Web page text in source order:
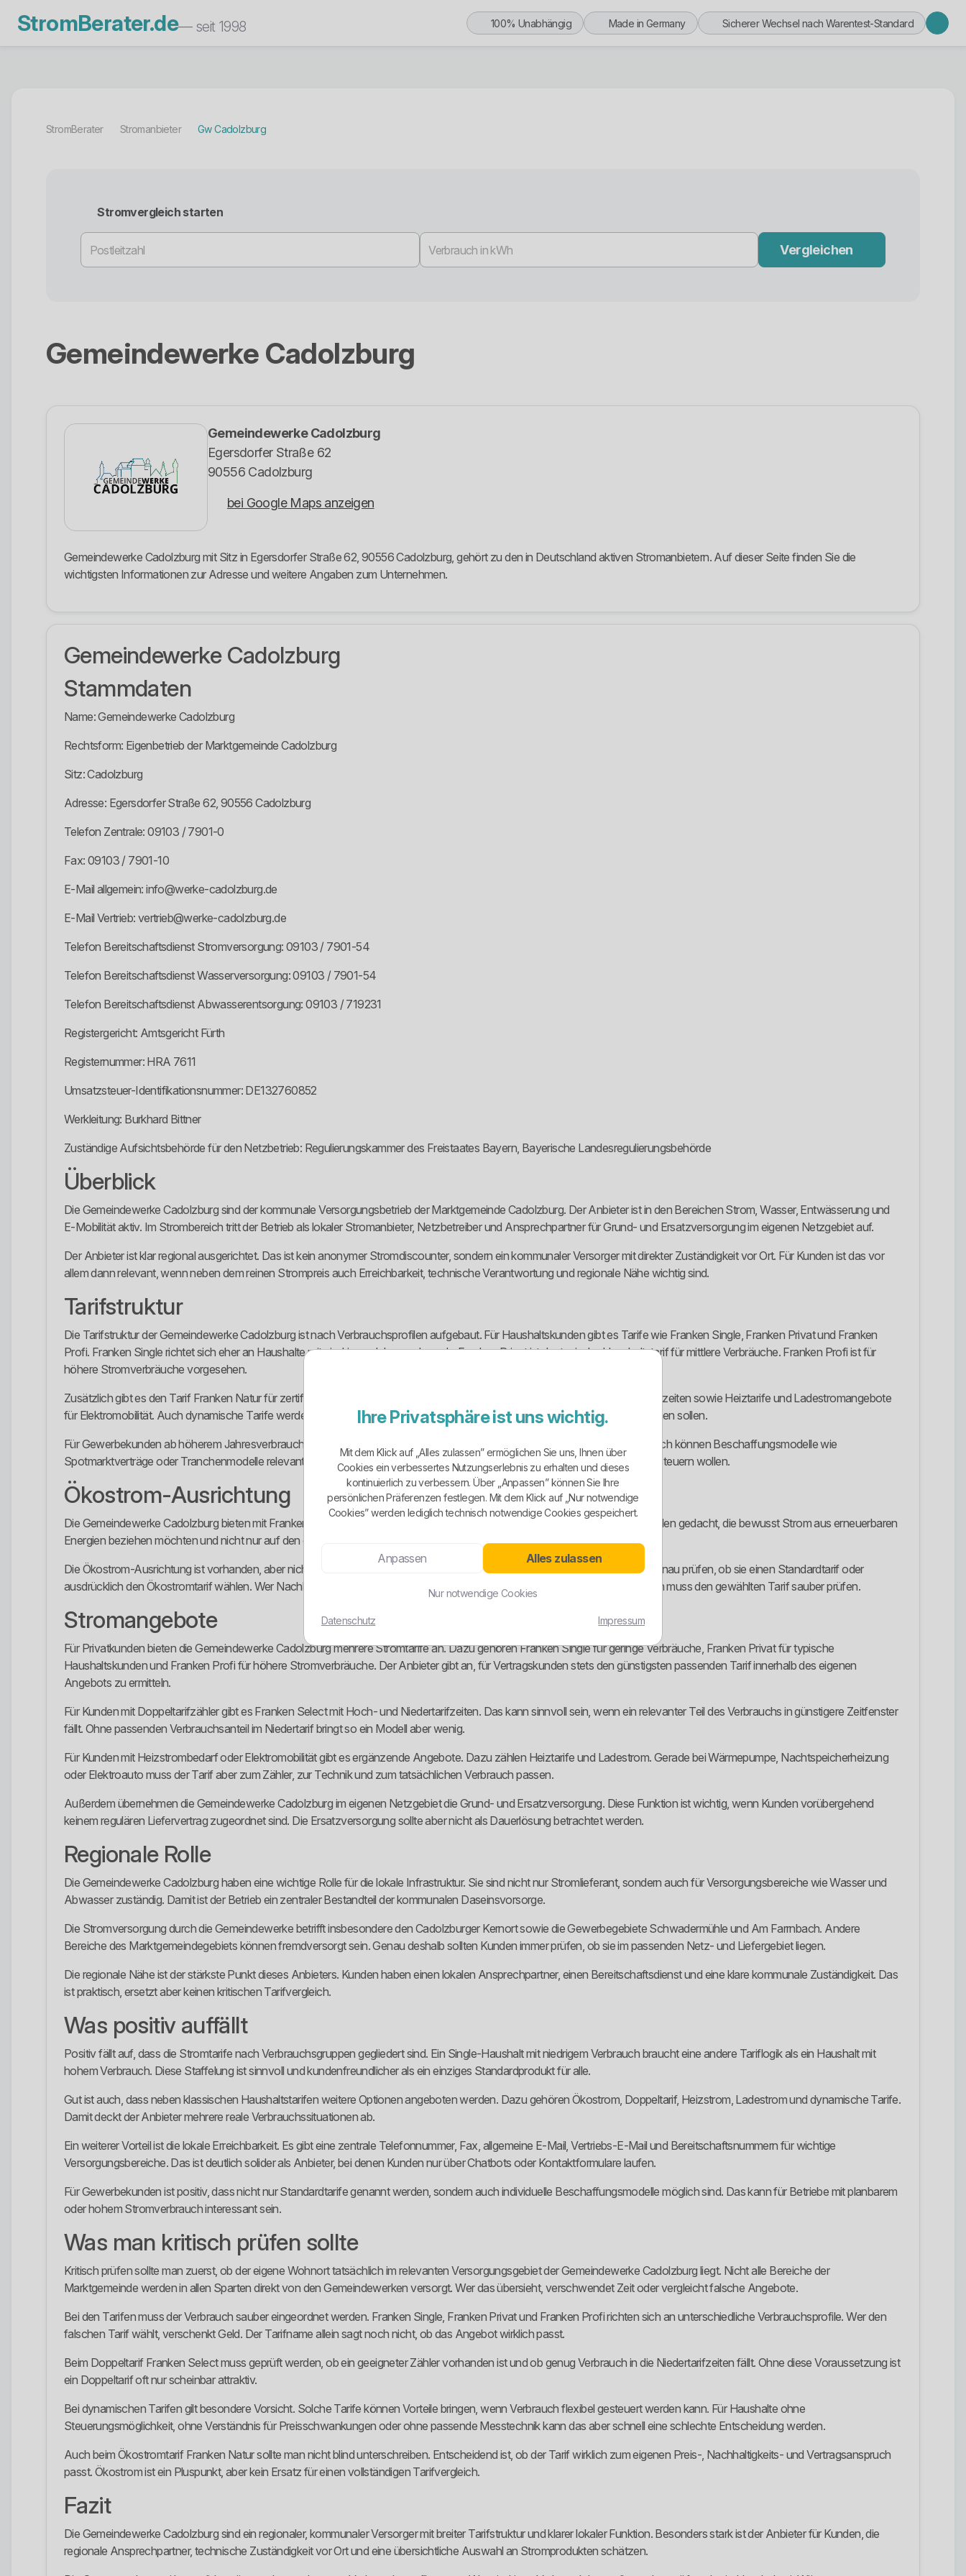
StromBerater.de— seit 1998 100% Unabhängig Made in Germany Sicherer Wechsel nach Warentest-Standard
StromBerater Stromanbieter Gw Cadolzburg
Stromvergleich starten
Vergleichen
Gemeindewerke Cadolzburg
Gemeindewerke Cadolzburg
Egersdorfer Straße 62
90556 Cadolzburg
bei Google Maps anzeigen
Gemeindewerke Cadolzburg mit Sitz in Egersdorfer Straße 62, 90556 Cadolzburg, gehört zu den in Deutschland aktiven Stromanbietern. Auf dieser Seite finden Sie die
wichtigsten Informationen zur Adresse und weitere Angaben zum Unternehmen.
Gemeindewerke Cadolzburg
Stammdaten
Name: Gemeindewerke Cadolzburg
Rechtsform: Eigenbetrieb der Marktgemeinde Cadolzburg
Sitz: Cadolzburg
Adresse: Egersdorfer Straße 62, 90556 Cadolzburg
Telefon Zentrale: 09103 / 7901-0
Fax: 09103 / 7901-10
E-Mail allgemein: info@werke-cadolzburg.de
E-Mail Vertrieb: vertrieb@werke-cadolzburg.de
Telefon Bereitschaftsdienst Stromversorgung: 09103 / 7901-54
Telefon Bereitschaftsdienst Wasserversorgung: 09103 / 7901-54
Telefon Bereitschaftsdienst Abwasserentsorgung: 09103 / 719231
Registergericht: Amtsgericht Fürth
Registernummer: HRA 7611
Umsatzsteuer-Identifikationsnummer: DE132760852
Werkleitung: Burkhard Bittner
Zuständige Aufsichtsbehörde für den Netzbetrieb: Regulierungskammer des Freistaates Bayern, Bayerische Landesregulierungsbehörde
Überblick
Die Gemeindewerke Cadolzburg sind der kommunale Versorgungsbetrieb der Marktgemeinde Cadolzburg. Der Anbieter ist in den Bereichen Strom, Wasser, Entwässerung und
E-Mobilität aktiv. Im Strombereich tritt der Betrieb als lokaler Stromanbieter, Netzbetreiber und Ansprechpartner für Grund- und Ersatzversorgung im eigenen Netzgebiet auf.
Der Anbieter ist klar regional ausgerichtet. Das ist kein anonymer Stromdiscounter, sondern ein kommunaler Versorger mit direkter Zuständigkeit vor Ort. Für Kunden ist das vor
allem dann relevant, wenn neben dem reinen Strompreis auch Erreichbarkeit, technische Verantwortung und regionale Nähe wichtig sind.
Tarifstruktur
Die Tarifstruktur der Gemeindewerke Cadolzburg ist nach Verbrauchsprofilen aufgebaut. Für Haushaltskunden gibt es Tarife wie Franken Single, Franken Privat und Franken
Profi. Franken Single richtet sich eher an Haushalte mit niedrigem Jahresverbrauch. Franken Privat ist der typische Haushaltstarif für mittlere Verbräuche. Franken Profi ist für
höhere Stromverbräuche vorgesehen.
Zusätzlich gibt es den Tarif Franken Natur für zertifizierten Ökostrom, den Doppeltarif Franken Select für Hoch- und Niedertarifzeiten sowie Heiztarife und Ladestromangebote
für Elektromobilität. Auch dynamische Tarife werden angeboten, wobei Kunden dazu direkt Kontakt mit dem Anbieter aufnehmen sollen.
Für Gewerbekunden ab höherem Jahresverbrauch werden neben Standardtarifen auch Festpreisverträge angeboten. Zusätzlich können Beschaffungsmodelle wie
Spotmarktverträge oder Tranchenmodelle relevant sein. Das ist sinnvoll für Betriebe, die ihren Stromverbrauch professioneller steuern wollen.
Ökostrom-Ausrichtung
Die Gemeindewerke Cadolzburg bieten mit Franken Natur einen eigenen zertifizierten Ökostromtarif an. Dieser Tarif ist für Kunden gedacht, die bewusst Strom aus erneuerbaren
Energien beziehen möchten und nicht nur auf den günstigsten Standardtarif schauen.
Die Ökostrom-Ausrichtung ist vorhanden, aber nicht automatisch für jeden Tarif gleich zu bewerten. Kunden sollten deshalb genau prüfen, ob sie einen Standardtarif oder
ausdrücklich den Ökostromtarif wählen. Wer Nachhaltigkeit will, darf nicht nur auf den Namen des Anbieters vertrauen, sondern muss den gewählten Tarif sauber prüfen.
Stromangebote
Für Privatkunden bieten die Gemeindewerke Cadolzburg mehrere Stromtarife an. Dazu gehören Franken Single für geringe Verbräuche, Franken Privat für typische
Haushaltskunden und Franken Profi für höhere Stromverbräuche. Der Anbieter gibt an, für Vertragskunden stets den günstigsten passenden Tarif innerhalb des eigenen
Angebots zu ermitteln.
Für Kunden mit Doppeltarifzähler gibt es Franken Select mit Hoch- und Niedertarifzeiten. Das kann sinnvoll sein, wenn ein relevanter Teil des Verbrauchs in günstigere Zeitfenster
fällt. Ohne passenden Verbrauchsanteil im Niedertarif bringt so ein Modell aber wenig.
Für Kunden mit Heizstrombedarf oder Elektromobilität gibt es ergänzende Angebote. Dazu zählen Heiztarife und Ladestrom. Gerade bei Wärmepumpe, Nachtspeicherheizung
oder Elektroauto muss der Tarif aber zum Zähler, zur Technik und zum tatsächlichen Verbrauch passen.
Außerdem übernehmen die Gemeindewerke Cadolzburg im eigenen Netzgebiet die Grund- und Ersatzversorgung. Diese Funktion ist wichtig, wenn Kunden vorübergehend
keinem regulären Liefervertrag zugeordnet sind. Die Ersatzversorgung sollte aber nicht als Dauerlösung betrachtet werden.
Regionale Rolle
Die Gemeindewerke Cadolzburg haben eine wichtige Rolle für die lokale Infrastruktur. Sie sind nicht nur Stromlieferant, sondern auch für Versorgungsbereiche wie Wasser und
Abwasser zuständig. Damit ist der Betrieb ein zentraler Bestandteil der kommunalen Daseinsvorsorge.
Die Stromversorgung durch die Gemeindewerke betrifft insbesondere den Cadolzburger Kernort sowie die Gewerbegebiete Schwadermühle und Am Farrnbach. Andere
Bereiche des Marktgemeindegebiets können fremdversorgt sein. Genau deshalb sollten Kunden immer prüfen, ob sie im passenden Netz- und Liefergebiet liegen.
Die regionale Nähe ist der stärkste Punkt dieses Anbieters. Kunden haben einen lokalen Ansprechpartner, einen Bereitschaftsdienst und eine klare kommunale Zuständigkeit. Das
ist praktisch, ersetzt aber keinen kritischen Tarifvergleich.
Was positiv auffällt
Positiv fällt auf, dass die Stromtarife nach Verbrauchsgruppen gegliedert sind. Ein Single-Haushalt mit niedrigem Verbrauch braucht eine andere Tariflogik als ein Haushalt mit
hohem Verbrauch. Diese Staffelung ist sinnvoll und kundenfreundlicher als ein einziges Standardprodukt für alle.
Gut ist auch, dass neben klassischen Haushaltstarifen weitere Optionen angeboten werden. Dazu gehören Ökostrom, Doppeltarif, Heizstrom, Ladestrom und dynamische Tarife.
Damit deckt der Anbieter mehrere reale Verbrauchssituationen ab.
Ein weiterer Vorteil ist die lokale Erreichbarkeit. Es gibt eine zentrale Telefonnummer, Fax, allgemeine E-Mail, Vertriebs-E-Mail und Bereitschaftsnummern für wichtige
Versorgungsbereiche. Das ist deutlich solider als Anbieter, bei denen Kunden nur über Chatbots oder Kontaktformulare laufen.
Für Gewerbekunden ist positiv, dass nicht nur Standardtarife genannt werden, sondern auch individuelle Beschaffungsmodelle möglich sind. Das kann für Betriebe mit planbarem
oder hohem Stromverbrauch interessant sein.
Was man kritisch prüfen sollte
Kritisch prüfen sollte man zuerst, ob der eigene Wohnort tatsächlich im relevanten Versorgungsgebiet der Gemeindewerke Cadolzburg liegt. Nicht alle Bereiche der
Marktgemeinde werden in allen Sparten direkt von den Gemeindewerken versorgt. Wer das übersieht, verschwendet Zeit oder vergleicht falsche Angebote.
Bei den Tarifen muss der Verbrauch sauber eingeordnet werden. Franken Single, Franken Privat und Franken Profi richten sich an unterschiedliche Verbrauchsprofile. Wer den
falschen Tarif wählt, verschenkt Geld. Der Tarifname allein sagt noch nicht, ob das Angebot wirklich passt.
Beim Doppeltarif Franken Select muss geprüft werden, ob ein geeigneter Zähler vorhanden ist und ob genug Verbrauch in die Niedertarifzeiten fällt. Ohne diese Voraussetzung ist
ein Doppeltarif oft nur scheinbar attraktiv.
Bei dynamischen Tarifen gilt besondere Vorsicht. Solche Tarife können Vorteile bringen, wenn Verbrauch flexibel gesteuert werden kann. Für Haushalte ohne
Steuerungsmöglichkeit, ohne Verständnis für Preisschwankungen oder ohne passende Messtechnik kann das aber schnell eine schlechte Entscheidung werden.
Auch beim Ökostromtarif Franken Natur sollte man nicht blind unterschreiben. Entscheidend ist, ob der Tarif wirklich zum eigenen Preis-, Nachhaltigkeits- und Vertragsanspruch
passt. Ökostrom ist ein Pluspunkt, aber kein Ersatz für einen vollständigen Tarifvergleich.
Fazit
Die Gemeindewerke Cadolzburg sind ein regionaler, kommunaler Versorger mit breiter Tarifstruktur und klarer lokaler Funktion. Besonders stark ist der Anbieter für Kunden, die
regionale Ansprechpartner, technische Zuständigkeit vor Ort und eine übersichtliche Auswahl an Stromprodukten schätzen.
Ihre Privatsphäre ist uns wichtig.
Mit dem Klick auf „Alles zulassen” ermöglichen Sie uns, Ihnen über
Cookies ein verbessertes Nutzungserlebnis zu erhalten und dieses
kontinuierlich zu verbessern. Über „Anpassen” können Sie Ihre
persönlichen Präferenzen festlegen. Mit dem Klick auf „Nur notwendige
Cookies” werden lediglich technisch notwendige Cookies gespeichert.
Anpassen Alles zulassen
Nur notwendige Cookies
Datenschutz Impressum